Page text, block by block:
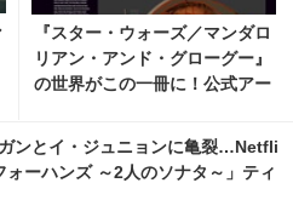
『スター・ウォーズ／マンダロ
リアン・アンド・グローグー』
の世界がこの一冊に！公式アー
枚目の写真・画像 | cinemacaf
e.net
ンとイ・ジュニョンに亀裂…Netfli
ォーハンズ ～2人のソナタ～」ティ